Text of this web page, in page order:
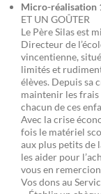
Micro-réalisation
ET UN GOÛTER
Le Père Silas est
Directeur de
vincentienne,
limités et
élèves. Depuis sa
maintenir les frais
chacun de ces
Avec la crise
fois le matériel
aux plus petits de
les aider pour
vous en
Vos dons au